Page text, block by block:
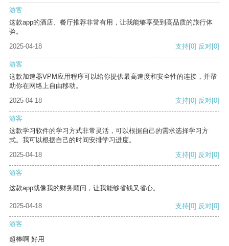
游客
这款app的酒店、餐厅推荐非常有用，让我能够享受到高品质的旅行体
验。
2025-04-18
支持[0] 反对[0]
游客
这款加速器VPM应用程序可以给你提供最高速度和安全性的连接，并帮
助你在网络上自由移动。
2025-04-18
支持[0] 反对[0]
游客
这款学习软件的学习方式非常灵活，可以根据自己的需求选择学习方
式。我可以根据自己的时间安排学习进度。
2025-04-18
支持[0] 反对[0]
游客
这款app就像我的财务顾问，让我能够省钱又省心。
2025-04-18 支持[0] 反对[0]
游客
超棒啊 好用